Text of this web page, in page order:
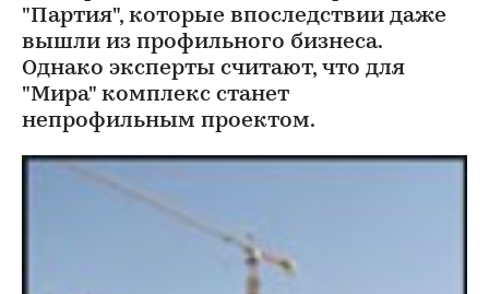
"Партия", которые впоследствии даже
вышли из профильного бизнеса.
Однако эксперты считают, что для
"Мира" комплекс станет
непрофильным проектом.